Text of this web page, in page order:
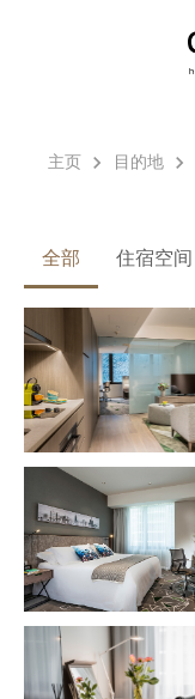
主页 目的地
全部 住宿空间